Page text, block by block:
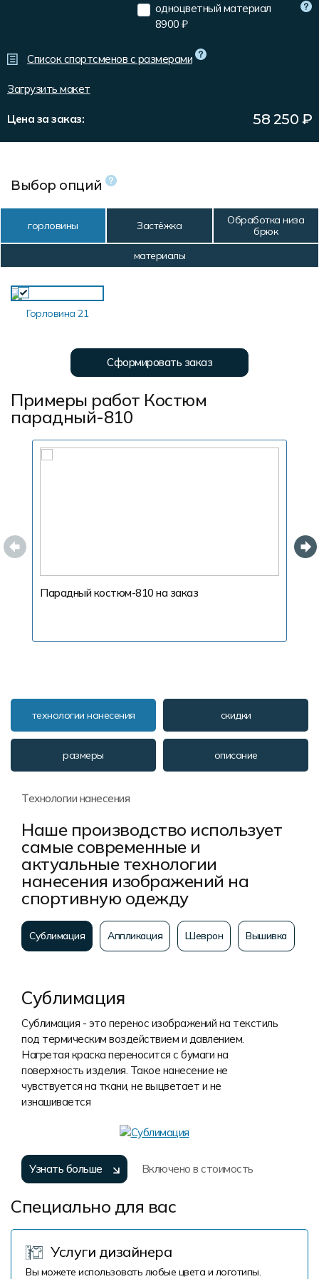
одноцветный материал
8900 ₽
Список спортсменов с размерами
Загрузить макет
Цена за заказ: 58 250 ₽
Выбор опций
Горловина 21
горловины Застёжка
Обработка низа
брюк
материалы
Сформировать заказ
Примеры работ Костюм
парадный-810
Парадный костюм-810 на заказ
технологии нанесения скидки
размеры описание
Технологии нанесения
Наше производство использует
самые современные и
актуальные технологии
нанесения изображений на
спортивную одежду
Сублимация Аппликация Шеврон Вышивка
Сублимация
Сублимация - это перенос изображений на текстиль
под термическим воздействием и давлением.
Нагретая краска переносится с бумаги на
поверхность изделия. Такое нанесение не
чувствуется на ткани, не выцветает и не
изнашивается
Узнать больше Включено в стоимость
Специально для вас
Услуги дизайнера
Вы можете использовать любые цвета и логотипы.
Система скидок и наценок
Доставка